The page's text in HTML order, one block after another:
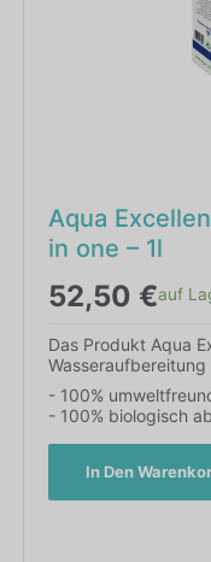
Aqua
in one – 1l
52,50 €auf
Das Produkt Aqua
Wasseraufbereitung
- 100%
- 100% biologisch
In Den